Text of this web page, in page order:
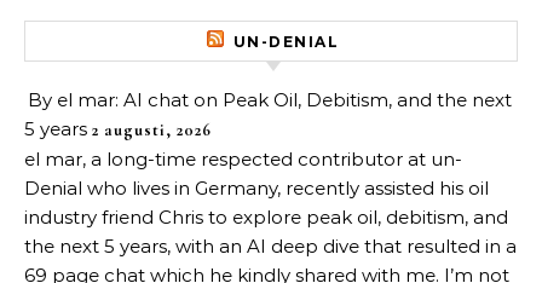
UN-DENIAL
By el mar: AI chat on Peak Oil, Debitism, and the next
5 years 2 augusti, 2026
el mar, a long-time respected contributor at un-
Denial who lives in Germany, recently assisted his oil
industry friend Chris to explore peak oil, debitism, and
the next 5 years, with an AI deep dive that resulted in a
69 page chat which he kindly shared with me. I’m not